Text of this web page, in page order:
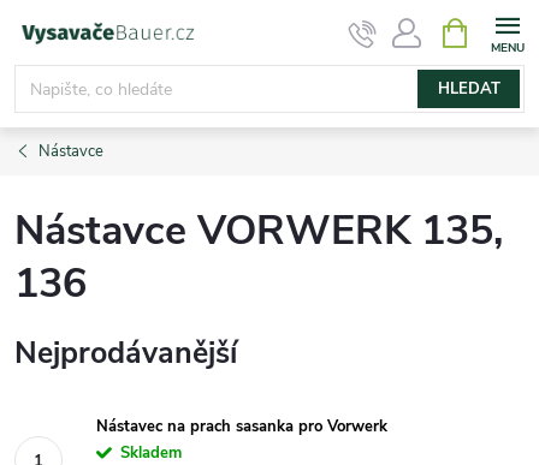
obsah
HLEDAT
NÁKUPNÍ
KOŠÍK
Nástavce
Nástavce VORWERK 135,
136
Nejprodávanější
Nástavec na prach sasanka pro Vorwerk
Skladem